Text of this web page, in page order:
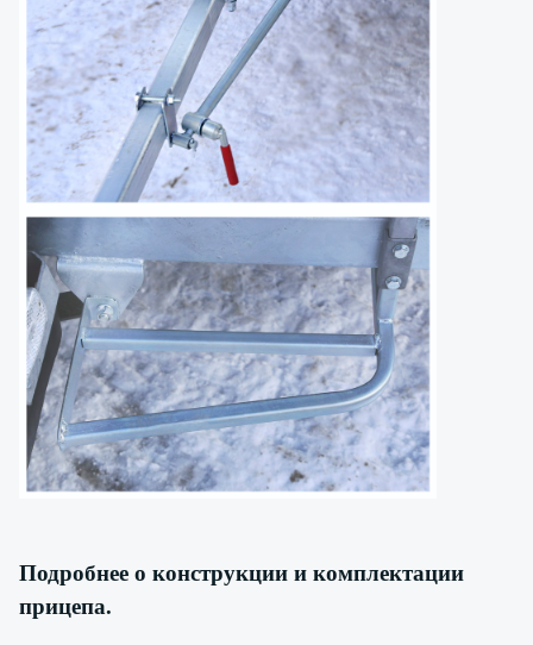
Подробнее о конструкции и комплектации
прицепа.